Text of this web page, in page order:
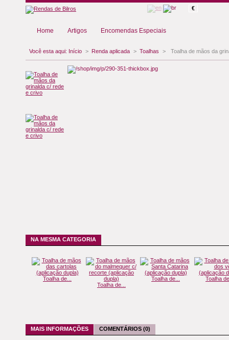
€
Home Artigos Encomendas Especiais
Você esta aqui: Início > Renda aplicada > Toalhas > Toalha de mãos da
NA MESMA CATEGORIA
Toalha de...
Toalha de...
Toalha de... Toalha
MAIS INFORMAÇÕES COMENTÁRIOS (0)